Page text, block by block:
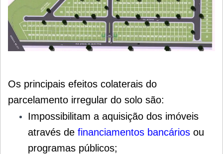
Os principais efeitos colaterais do
parcelamento irregular do solo são:
Impossibilitam a aquisição dos imóveis
através de financiamentos bancários ou
programas públicos;